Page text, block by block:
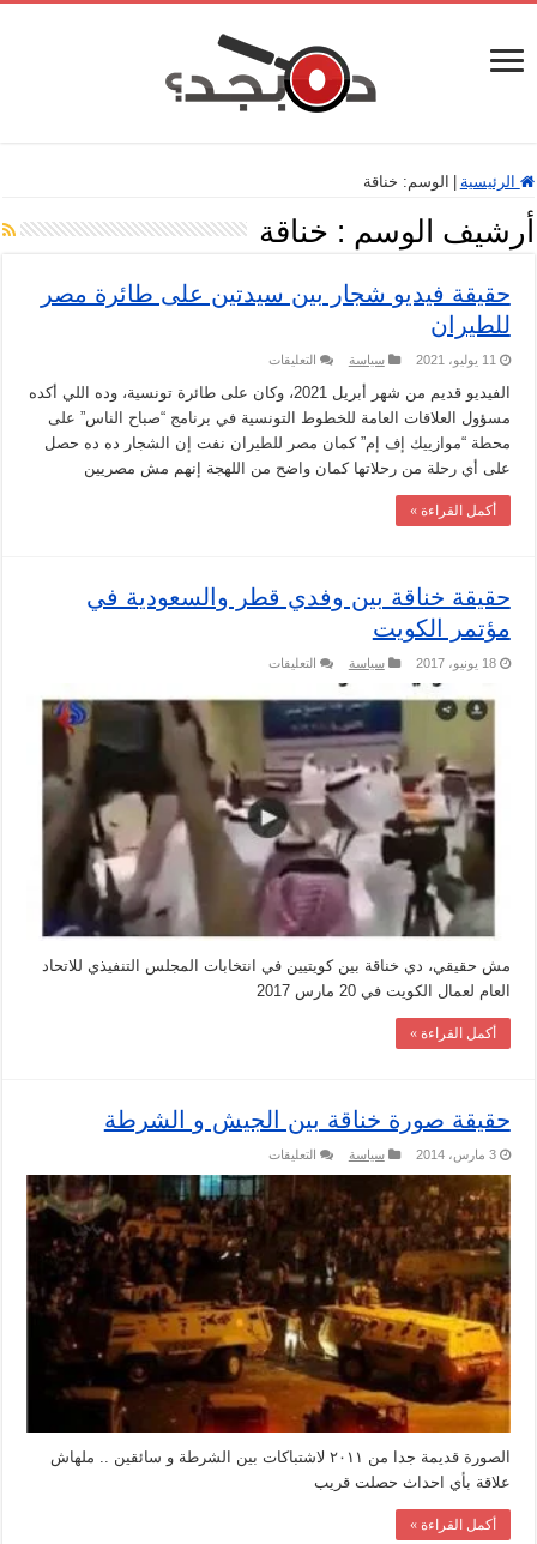
الرئيسية الوسم: خناقة
أرشيف الوسم : خناقة
حقيقة فيديو شجار بين سيدتين على طائرة مصر
للطيران
11 يوليو، 2021 سياسة التعليقات
فيديو
شجار
بين
سيدتين
على
طائرة
مصر
الفيديو قديم من شهر أبريل 2021، وكان على طائرة تونسية، وده اللي أكده
مسؤول العلاقات العامة للخطوط التونسية في برنامج “صباح الناس” على
محطة “موازييك إف إم” كمان مصر للطيران نفت إن الشجار ده ده حصل
على أي رحلة من رحلاتها كمان واضح من اللهجة إنهم مش مصريين
أكمل القراءة »
حقيقة خناقة بين وفدي قطر والسعودية في
مؤتمر الكويت
18 يونيو، 2017 سياسة التعليقات
قطر
والسعودية
في
مؤتمر
الكويت
مغلقة
مش حقيقي، دي خناقة بين كويتيين في انتخابات المجلس التنفيذي للاتحاد
العام لعمال الكويت في 20 مارس 2017
أكمل القراءة »
حقيقة صورة خناقة بين الجيش و الشرطة
3 مارس، 2014 سياسة التعليقات
صورة
خناقة
بين
الجيش
الشرطة
مغلقة
الصورة قديمة جدا من ٢٠١١ لاشتباكات بين الشرطة و سائقين .. ملهاش
علاقة بأي احداث حصلت قريب
أكمل القراءة »